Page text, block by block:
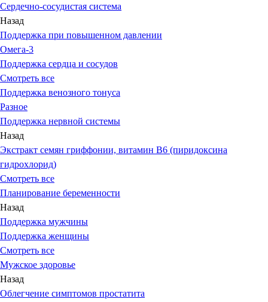
Сердечно-сосудистая система
Назад
Поддержка при повышенном давлении
Омега-3
Поддержка сердца и сосудов
Смотреть все
Поддержка венозного тонуса
Разное
Поддержка нервной системы
Назад
Экстракт семян гриффонии, витамин В6 (пиридоксина
гидрохлорид)
Смотреть все
Планирование беременности
Назад
Поддержка мужчины
Поддержка женщины
Смотреть все
Мужское здоровье
Назад
Облегчение симптомов простатита